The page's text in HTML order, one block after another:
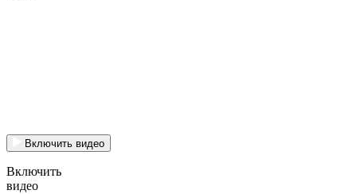
Включить видео
Включить
видео